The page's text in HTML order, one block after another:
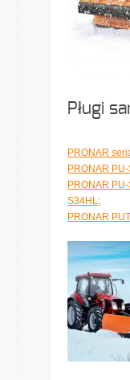
Pługi
PRONAR
PRONAR
PRONAR
S34HL;
PRONAR